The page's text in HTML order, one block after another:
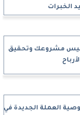
الخبرات
مشروعك وتحقيق
العملة الجديدة في